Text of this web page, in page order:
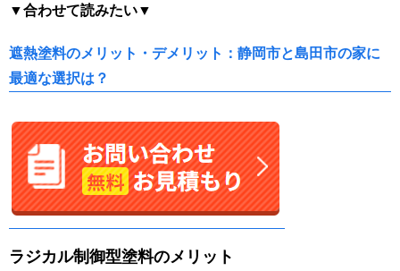
▼合わせて読みたい▼
遮熱塗料のメリット・デメリット：静岡市と島田市の家に
最適な選択は？
ラジカル制御型塗料のメリット